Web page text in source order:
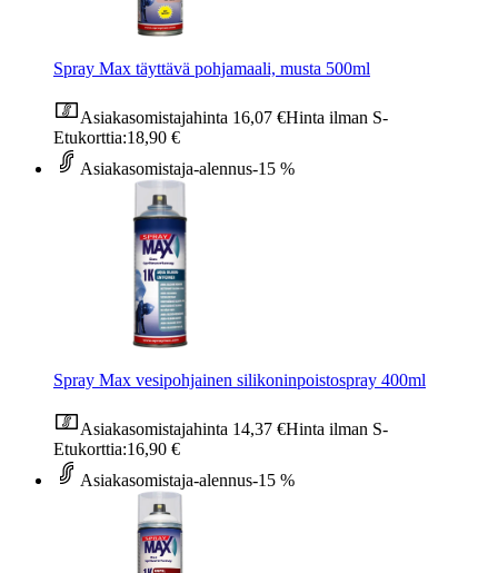
Spray Max täyttävä pohjamaali, musta 500ml
Asiakasomistajahinta 16,07 €Hinta ilman S-
Etukorttia:18,90 €
Asiakasomistaja-alennus-15 %
Spray Max vesipohjainen silikoninpoistospray 400ml
Asiakasomistajahinta 14,37 €Hinta ilman S-
Etukorttia:16,90 €
Asiakasomistaja-alennus-15 %